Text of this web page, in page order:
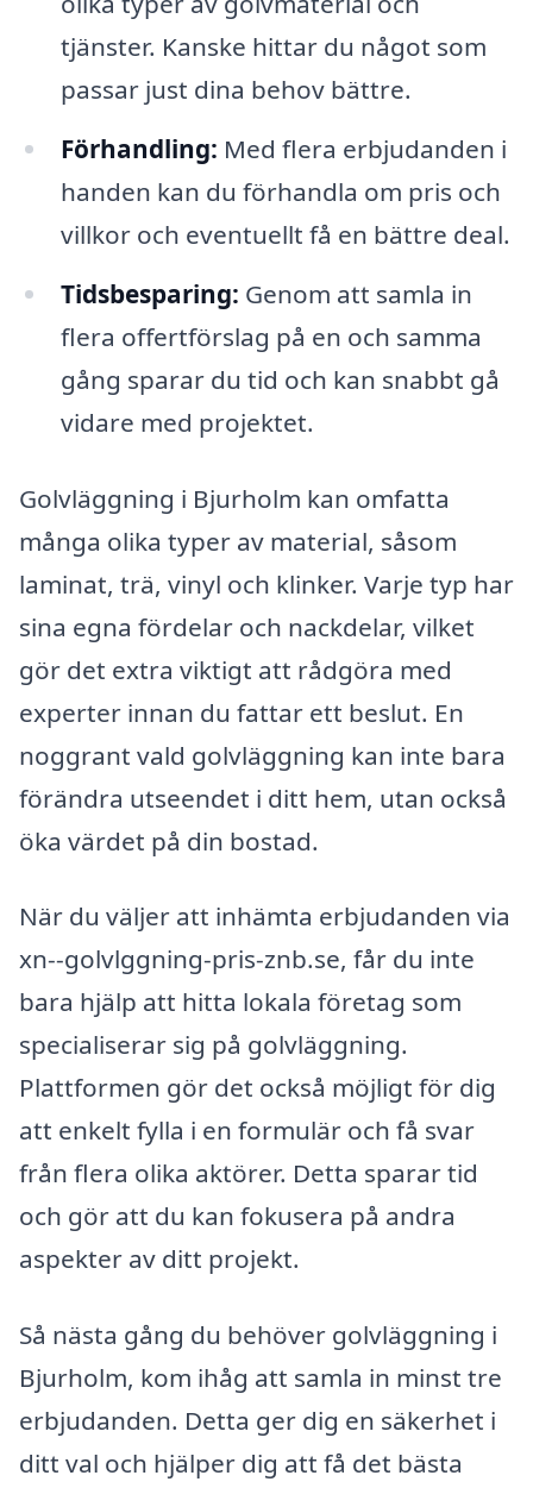
tjänster. Kanske hittar du något som
passar just dina behov bättre.
Förhandling: Med flera erbjudanden i
handen kan du förhandla om pris och
villkor och eventuellt få en bättre deal.
Tidsbesparing: Genom att samla in
flera offertförslag på en och samma
gång sparar du tid och kan snabbt gå
vidare med projektet.
Golvläggning i Bjurholm kan omfatta
många olika typer av material, såsom
laminat, trä, vinyl och klinker. Varje typ har
sina egna fördelar och nackdelar, vilket
gör det extra viktigt att rådgöra med
experter innan du fattar ett beslut. En
noggrant vald golvläggning kan inte bara
förändra utseendet i ditt hem, utan också
öka värdet på din bostad.
När du väljer att inhämta erbjudanden via
xn--golvlggning-pris-znb.se, får du inte
bara hjälp att hitta lokala företag som
specialiserar sig på golvläggning.
Plattformen gör det också möjligt för dig
att enkelt fylla i en formulär och få svar
från flera olika aktörer. Detta sparar tid
och gör att du kan fokusera på andra
aspekter av ditt projekt.
Så nästa gång du behöver golvläggning i
Bjurholm, kom ihåg att samla in minst tre
erbjudanden. Detta ger dig en säkerhet i
ditt val och hjälper dig att få det bästa